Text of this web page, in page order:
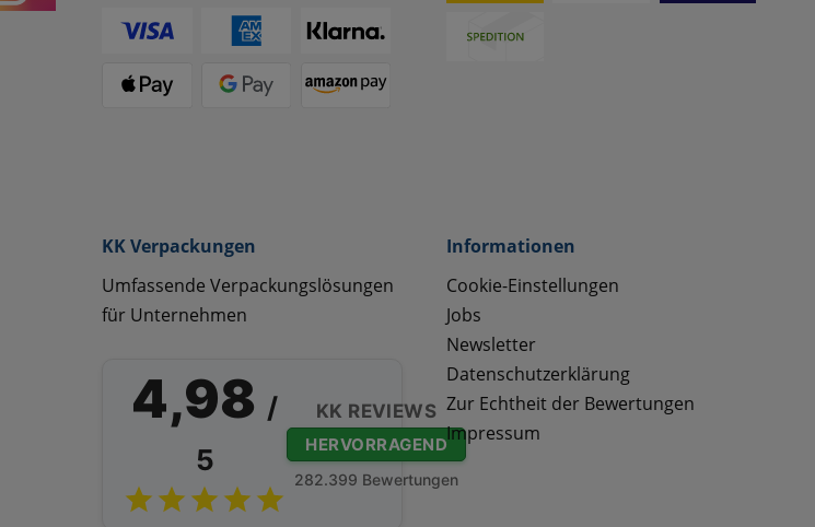
KK Verpackungen
Umfassende Verpackungslösungen
für Unternehmen
4,98 /
5
KK REVIEWS
HERVORRAGEND
282.399 Bewertungen
Informationen
Cookie-Einstellungen
Jobs
Newsletter
Datenschutzerklärung
Zur Echtheit der Bewertungen
Impressum